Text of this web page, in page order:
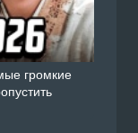
громкие